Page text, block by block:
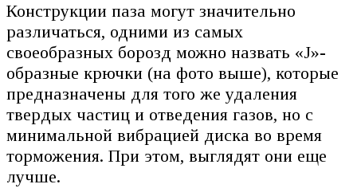
Конструкции паза могут значительно
различаться, одними из самых
своеобразных борозд можно назвать «J»-
образные крючки (на фото выше), которые
предназначены для того же удаления
твердых частиц и отведения газов, но с
минимальной вибрацией диска во время
торможения. При этом, выглядят они еще
лучше.